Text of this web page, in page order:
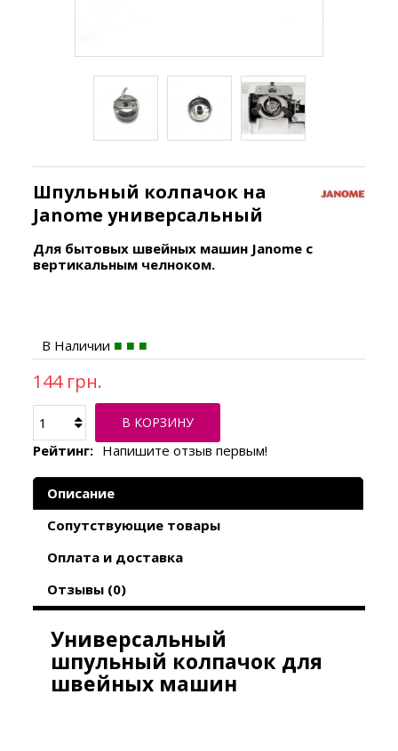
Шпульный колпачок на
Janome универсальный
Для бытовых швейных машин Janome с
вертикальным челноком.
В Наличии
144 грн.
В КОРЗИНУ
Рейтинг: Напишите отзыв первым!
Описание
Сопутствующие товары
Оплата и доставка
Отзывы (0)
Универсальный
шпульный колпачок для
швейных машин